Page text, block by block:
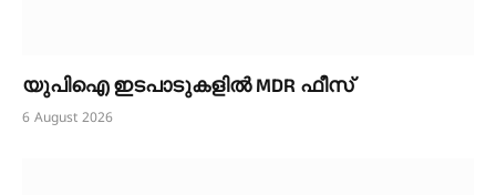
യുപിഐ ഇടപാടുകളിൽ MDR ഫീസ്
6 August 2026